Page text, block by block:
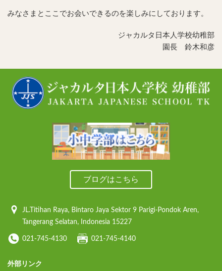
みなさまとここでお会いできるのを楽しみにしております。
ジャカルタ日本人学校幼稚部
園長 鈴木和彦
ブログはこちら
JL.Titihan Raya, Bintaro Jaya Sektor 9 Parigi-Pondok Aren,
Tangerang Selatan,
Indonesia 15227
021-745-4130 021-745-4140
外部リンク